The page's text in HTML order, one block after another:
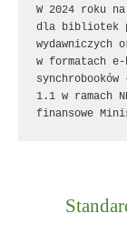
W 2024 roku
dla bibliotek
wydawniczych
w formatach
1.1 w ramach
finansowe